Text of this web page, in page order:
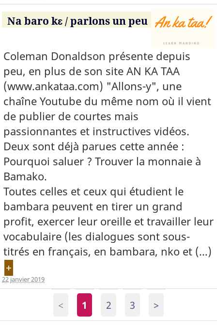
Na baro kɛ / parlons un peu
Coleman Donaldson présente depuis
peu, en plus de son site AN KA TAA
(www.ankataa.com) "Allons-y", une
chaîne Youtube du même nom où il vient
de publier de courtes mais
passionnantes et instructives vidéos.
Deux sont déjà parues cette année :
Pourquoi saluer ? Trouver la monnaie à
Bamako.
Toutes celles et ceux qui étudient le
bambara peuvent en tirer un grand
profit, exercer leur oreille et travailler leur
vocabulaire (les dialogues sont sous-
titrés en français, en bambara, nko et (…)
+
22 janvier 2019
< 1 2 3 >